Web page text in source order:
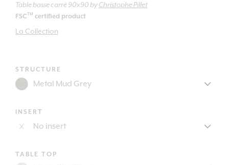
Table basse carrè 90x90byChristophe Pillet
FSC TM certified product
La Collection
STRUCTURE
INSERT
TABLE TOP